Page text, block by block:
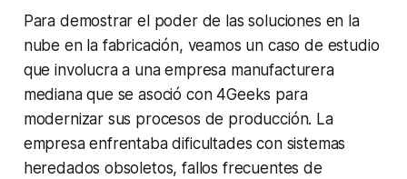
Para demostrar el poder de las soluciones en la
nube en la fabricación, veamos un caso de estudio
que involucra a una empresa manufacturera
mediana que se asoció con 4Geeks para
modernizar sus procesos de producción. La
empresa enfrentaba dificultades con sistemas
heredados obsoletos, fallos frecuentes de